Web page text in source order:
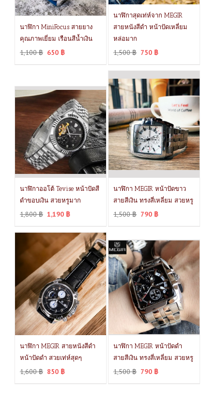
นาฬิกา MiniFocus สายยาง
คุณภาพเยี่ยม เรือนสีน้ำเงิน
1,100฿ 650 ฿
นาฬิกาสุดเท่ห์จาก MEGIR
สายหนังสีดำ หน้าปัดเหลี่ยม
หล่อมาก
1,500฿ 750 ฿
นาฬิกาออโต้ Tevise หน้าปัดสี
ดำขอบเงิน สวยหรูมาก
1,800฿ 1,190 ฿
นาฬิกา MEGIR หน้าปัดขาว
สายสีเงิน ทรงสี่เหลี่ยม สวยหรู
1,500฿ 790 ฿
นาฬิกา MEGIR สายหนังสีดำ
หน้าปัดดำ สวยเท่ห์สุดๆ
1,600฿ 850 ฿
นาฬิกา MEGIR หน้าปัดดำ
สายสีเงิน ทรงสี่เหลี่ยม สวยหรู
1,500฿ 790 ฿